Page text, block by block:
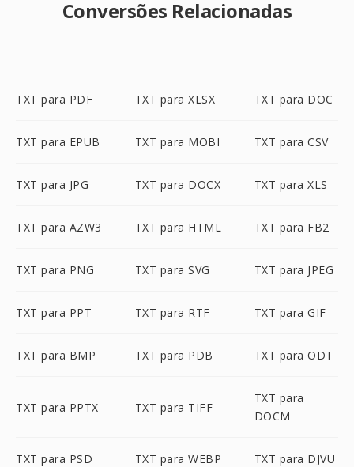
Conversões Relacionadas
TXT para PDF TXT para XLSX TXT para DOC
TXT para EPUB TXT para MOBI TXT para CSV
TXT para JPG TXT para DOCX TXT para XLS
TXT para AZW3 TXT para HTML TXT para FB2
TXT para PNG TXT para SVG TXT para JPEG
TXT para PPT TXT para RTF TXT para GIF
TXT para BMP TXT para PDB TXT para ODT
TXT para PPTX TXT para TIFF
TXT para
DOCM
TXT para PSD TXT para WEBP TXT para DJVU